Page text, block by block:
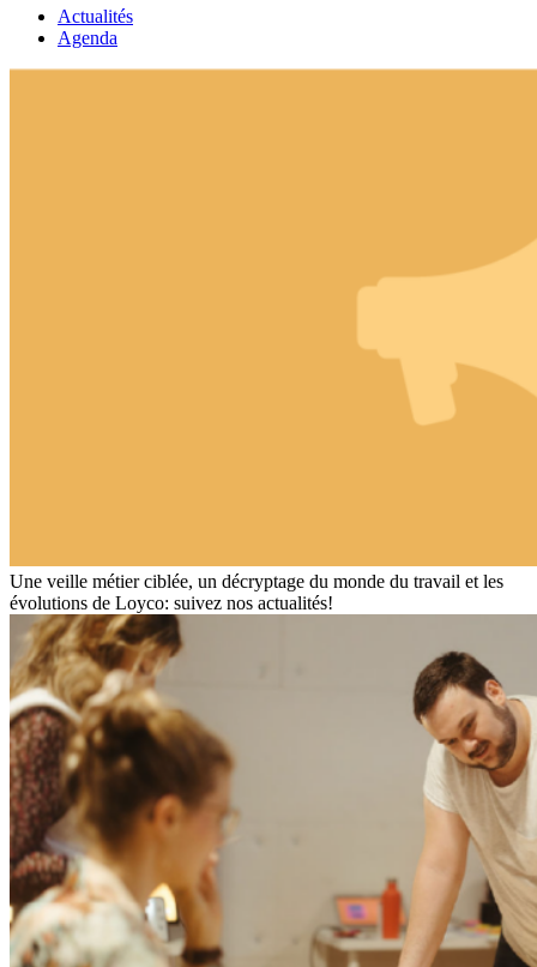
Actualités
Agenda
Une veille métier ciblée, un décryptage du monde du travail et les
évolutions de Loyco: suivez nos actualités!